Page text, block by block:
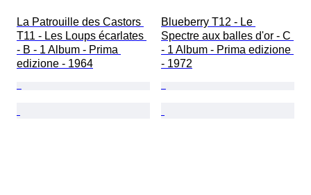
La Patrouille des Castors
T11 - Les Loups écarlates
- B - 1 Album - Prima
edizione - 1964
Blueberry T12 - Le
Spectre aux balles d'or - C
- 1 Album - Prima edizione
- 1972